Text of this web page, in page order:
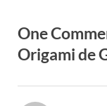
One
Origami de